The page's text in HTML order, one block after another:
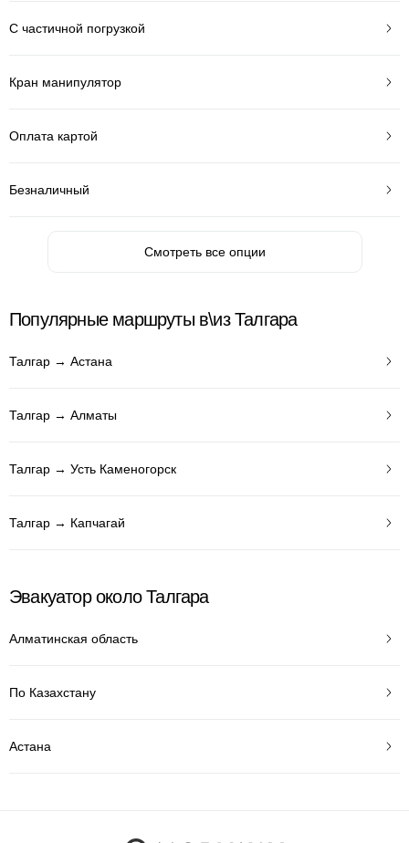
С частичной погрузкой
Кран манипулятор
Оплата картой
Безналичный
Смотреть все опции
Популярные маршруты в\из Талгара
Талгар → Астана
Талгар → Алматы
Талгар → Усть Каменогорск
Талгар → Капчагай
Эвакуатор около Талгара
Алматинская область
По Казахстану
Астана